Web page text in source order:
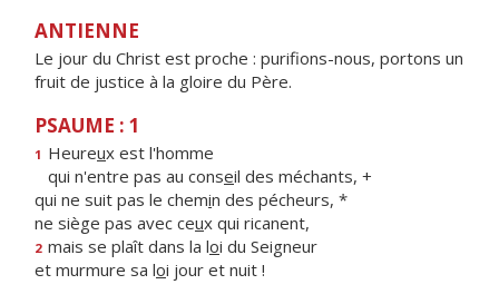
ANTIENNE
Le jour du Christ est proche : purifions-nous, portons un
fruit de justice à la gloire du Père.
PSAUME : 1
1 Heureux est l'homme
qui n'entre pas au conseil des méchants, +
qui ne suit pas le chemin des pécheurs, *
ne siège pas avec ceux qui ricanent,
2 mais se plaît dans la loi du Seigneur
et murmure sa loi jour et nuit !